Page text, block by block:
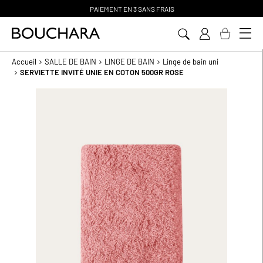
PAIEMENT EN 3 SANS FRAIS
Accueil SALLE DE BAIN LINGE DE BAIN
Linge de bain uni
SERVIETTE INVITÉ UNIE EN COTON 500GR ROSE